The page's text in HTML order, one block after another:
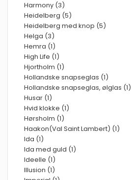
Harmony (3)
Heidelberg (5)
Heidelberg med knop (5)
Helga (3)
Hemra (1)
High Life (1)
Hjortholm (1)
Hollandske snapseglas (1)
Hollandske snapseglas, ølglas (1)
Husar (1)
Hvid klokke (1)
Hørsholm (1)
Haakon(Val Saint Lambert) (1)
Ida (1)
Ida med guld (1)
Ideelle (1)
Illusion (1)